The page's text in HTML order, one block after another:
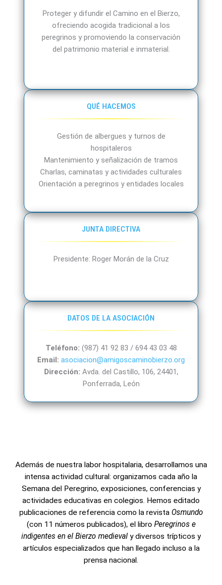
Proteger y difundir el Camino en el Bierzo,
ofreciendo acogida tradicional a los
peregrinos y promoviendo la conservación
del patrimonio material e inmaterial.
QUÉ HACEMOS
Gestión de albergues y turnos de
hospitaleros
Mantenimiento y señalización de tramos
Charlas, caminatas y actividades culturales
Orientación a peregrinos y entidades locales
JUNTA DIRECTIVA
Presidente: Roger Morán de la Cruz
DATOS DE LA ASOCIACIÓN
Teléfono: (987) 41 92 83 / 694 43 03 48
Email: asociacion@amigoscaminobierzo.org
Dirección: Avda. del Castillo, 106, 24401,
Ponferrada, León
Además de nuestra labor hospitalaria, desarrollamos una
intensa actividad cultural: organizamos cada año la
Semana del Peregrino, exposiciones, conferencias y
actividades educativas en colegios. Hemos editado
publicaciones de referencia como la revista Osmundo
(con 11 números publicados), el libro Peregrinos e
indigentes en el Bierzo medieval y diversos trípticos y
artículos especializados que han llegado incluso a la
prensa nacional.